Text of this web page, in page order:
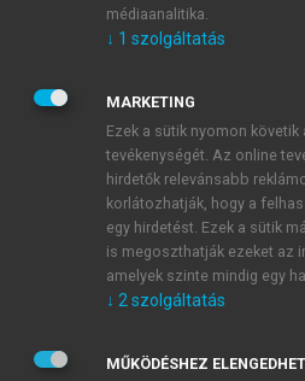
JELSZÓ
JELSZÓ ÚJRA
Kérek értesítést a MeRSZ
Kérek értesítést az Akadémiai
Adatkezelési tájékoztatóban
médiaanalitika.
↓ 1 szolgáltatás
MARKETING
Ezek a sütik nyomon
tevékenységét. Az online
hirdetők relevánsabb
korlátozhatják, hogy a
egy hirdetést. Ezek a sütik
is megoszthatják ezeket az
amelyek szinte mindig egy
↓ 2 szolgáltatás
MŰKÖDÉSHEZ